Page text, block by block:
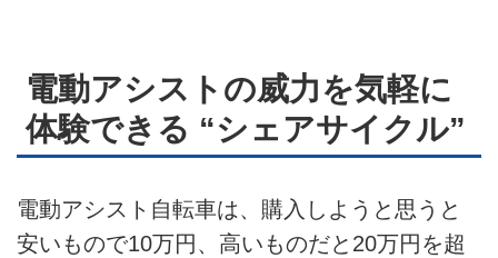
電動アシストの威力を気軽に
体験できる “シェアサイクル”
電動アシスト自転車は、購入しようと思うと
安いもので10万円、高いものだと20万円を超